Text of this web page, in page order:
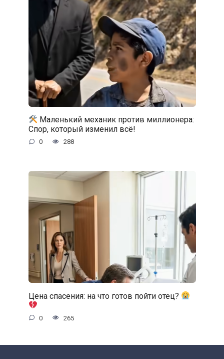
Маленький механик против миллионера:
Спор, который изменил всё!
0 288
Цена спасения: на что готов пойти отец?
0 265